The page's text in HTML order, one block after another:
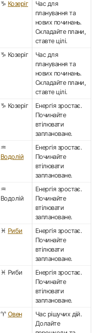
♑ Козеріг
Час для
планування та
нових починань.
Складайте плани,
ставте цілі.
♑ Козеріг
Час для
планування та
нових починань.
Складайте плани,
ставте цілі.
♑ Козеріг
Енергія зростає.
Починайте
втілювати
заплановане.
♒
Водолій
Енергія зростає.
Починайте
втілювати
заплановане.
♒
Водолій
Енергія зростає.
Починайте
втілювати
заплановане.
♓ Риби
Енергія зростає.
Починайте
втілювати
заплановане.
♓ Риби
Енергія зростає.
Починайте
втілювати
заплановане.
♈ Овен
Час рішучих дій.
Долайте